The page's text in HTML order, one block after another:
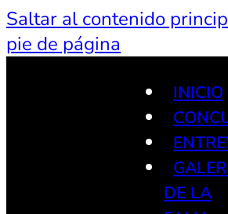
Saltar al contenido
pie de página
INICIO
DE LA